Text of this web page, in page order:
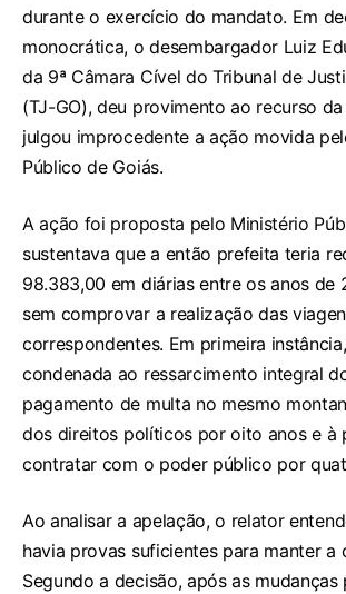
durante o exercício do mandato. Em
monocrática, o desembargador Luiz
da 9ª Câmara Cível do Tribunal de
(TJ-GO), deu provimento ao recurso
julgou improcedente a ação movida
Público de Goiás.
A ação foi proposta pelo Ministério
sustentava que a então prefeita teria
98.383,00 em diárias entre os anos de
sem comprovar a realização das
correspondentes. Em primeira
condenada ao ressarcimento integral
pagamento de multa no mesmo
dos direitos políticos por oito anos e à
contratar com o poder público por
Ao analisar a apelação, o relator
havia provas suficientes para manter a
Segundo a decisão, após as